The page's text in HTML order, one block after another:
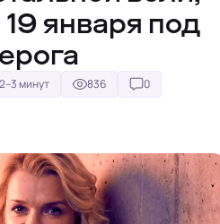
января под
минут 836 0